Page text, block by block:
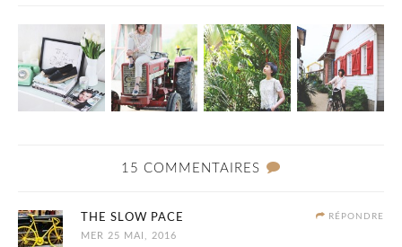
15 COMMENTAIRES
RÉPONDRE
THE SLOW PACE
MER 25 MAI, 2016